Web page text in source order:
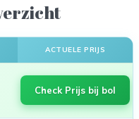
ACTUELE PRIJS
Check Prijs bij bol